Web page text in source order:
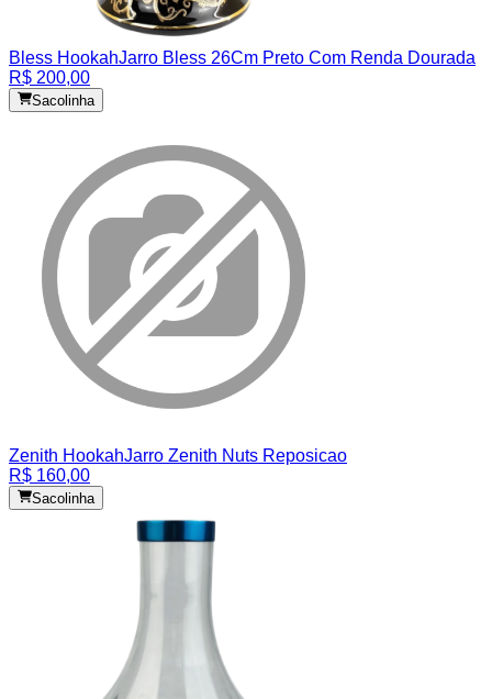
Bless HookahJarro Bless 26Cm Preto Com Renda Dourada
R$ 200,00
Sacolinha
Zenith HookahJarro Zenith Nuts Reposicao
R$ 160,00
Sacolinha